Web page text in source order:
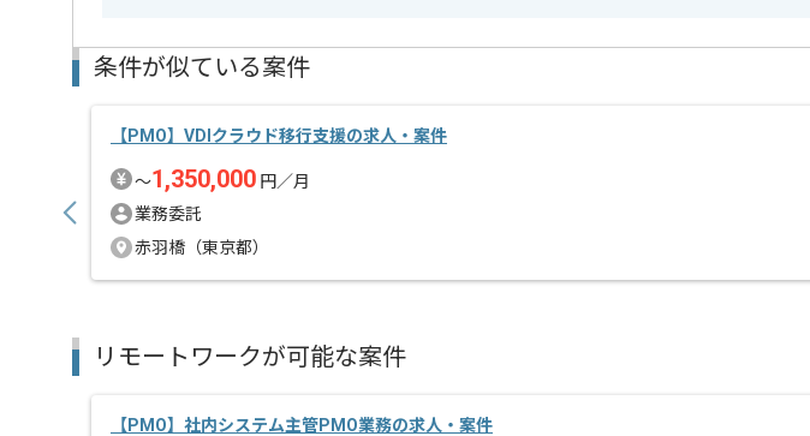
条件が似ている案件
【PMO】VDIクラウド移行支援の求人・案件
〜1,350,000 円／月
業務委託
赤羽橋（東京都）
リモートワークが可能な案件
【PMO】社内システム主管PMO業務の求人・案件